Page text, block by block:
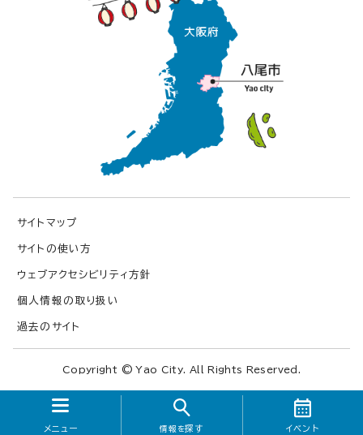
メニュー 情報を探す イベント
サイトマップ
サイトの使い方
ウェブアクセシビリティ方針
個人情報の取り扱い
過去のサイト
Copyright © Yao City. All Rights Reserved.